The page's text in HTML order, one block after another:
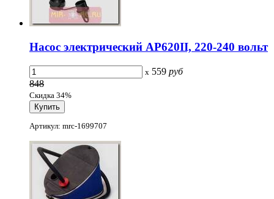
Насос электрический AP620II, 220-240 вольт
x 559 руб
848
Скидка 34%
Артикул: mrc-1699707